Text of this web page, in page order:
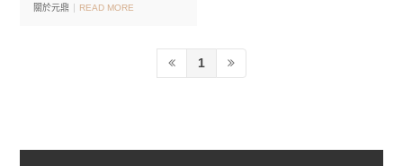
關於元鼎 READ MORE
1